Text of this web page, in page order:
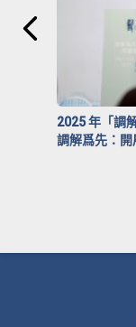
2025 年「調
調解爲先：開